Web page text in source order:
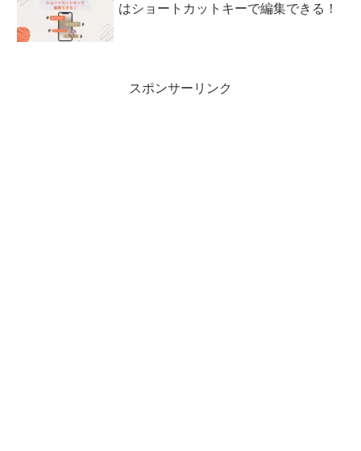
はショートカットキーで編集できる！
スポンサーリンク